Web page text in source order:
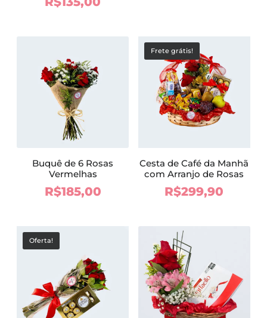
Buquê de 6 Rosas
Vermelhas
R$185,00
Frete grátis!
Cesta de Café da Manhã
com Arranjo de Rosas
R$299,90
Oferta!